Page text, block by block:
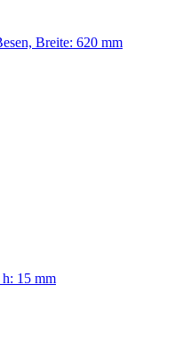
Breite: 620 mm
15 mm